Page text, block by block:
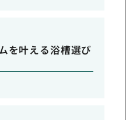
を叶える浴槽選び